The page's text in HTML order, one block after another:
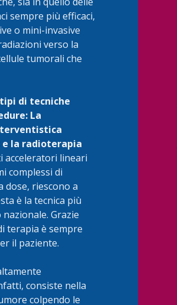
sempre più efficaci,
o mini-invasive
verso la
tumorali che
di tecniche
La
e la radioterapia
acceleratori lineari
complessi di
dose, riescono a
è la tecnica più
Grazie
terapia è sempre
il paziente.
consiste nella
colpendo le